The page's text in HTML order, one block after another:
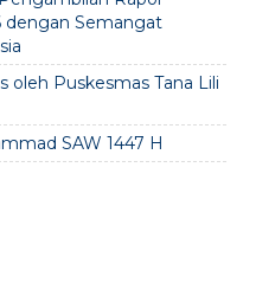
dengan Semangat
oleh Puskesmas Tana Lili
SAW 1447 H